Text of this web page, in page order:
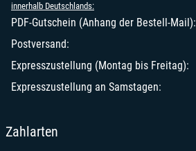
innerhalb Deutschlands:
PDF-Gutschein (Anhang der Bestell-Mail):
Postversand:
Expresszustellung (Montag bis Freitag):
Expresszustellung an Samstagen:
Zahlarten